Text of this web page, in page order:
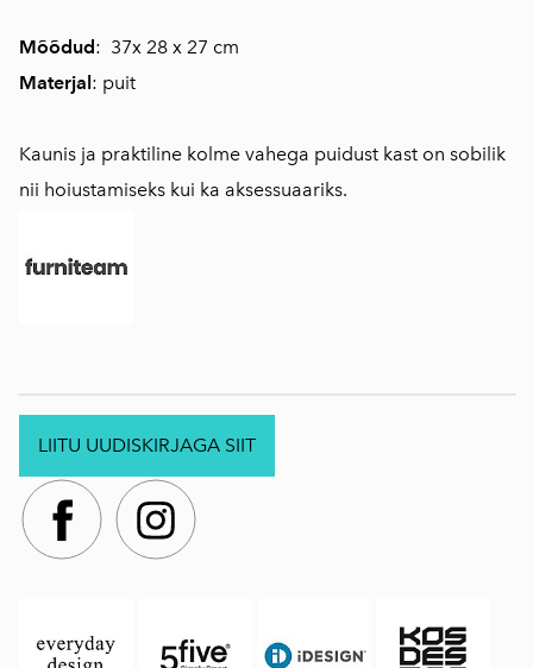
Mõõdud: 37x 28 x 27 cm
Materjal: puit
Kaunis ja praktiline kolme vahega puidust kast on sobilik
nii hoiustamiseks kui ka aksessuaariks.
LIITU UUDISKIRJAGA SIIT